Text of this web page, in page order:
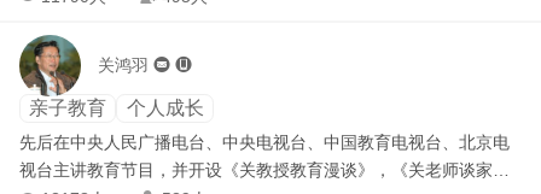
京、天津、河北、四川、山东等地做过四百余场家庭教育和儿童心
理健康教育的专题讲座，受到各地学校和家长的热烈欢迎。
关鸿羽  
亲子教育 个人成长
先后在中央人民广播电台、中央电视台、中国教育电视台、北京电
视台主讲教育节目，并开设《关教授教育漫谈》，《关老师谈家